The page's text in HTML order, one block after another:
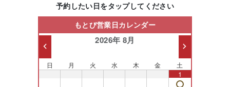
予約したい日をタップしてください
もとび営業日カレンダー
2026年 8月
日 月 火 水 木 金 土
1